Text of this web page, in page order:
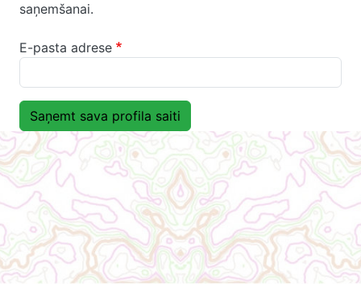
saņemšanai.
E-pasta adrese
Saņemt sava profila saiti